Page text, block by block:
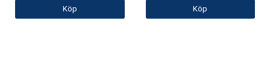
Köp Köp